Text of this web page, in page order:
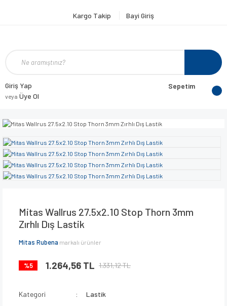
Kargo Takip Bayi Giriş
Giriş Yap
veya Üye Ol
Sepetim
Mitas Wallrus 27.5x2.10 Stop Thorn 3mm
Zırhlı Dış Lastik
Mitas Rubena markalı ürünler
%5 1.264,56 TL 1.331,12 TL
Kategori
Lastik